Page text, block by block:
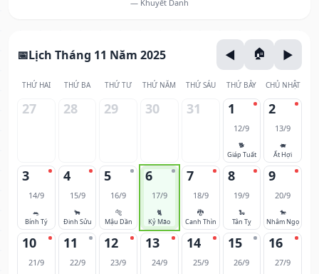
— Khuyết Danh
Lịch Tháng 11 Năm 2025
THỨ HAI THỨ BA THỨ TƯ THỨ NĂM THỨ SÁU THỨ BẢY CHỦ NHẬT
27 28 29 30 31 1
12/9
🐕
Giáp Tuất
2
13/9
🐖
Ất Hợi
3
14/9
🐀
Bính Tý
4
15/9
🐂
Đinh Sửu
5
16/9
🐅
Mậu Dần
6
17/9
🐈
Kỷ Mão
7
18/9
🐉
Canh Thìn
8
19/9
🐍
Tân Tỵ
9
20/9
🐎
Nhâm Ngọ
10
21/9
11
22/9
12
23/9
13
24/9
14
25/9
15
26/9
16
27/9